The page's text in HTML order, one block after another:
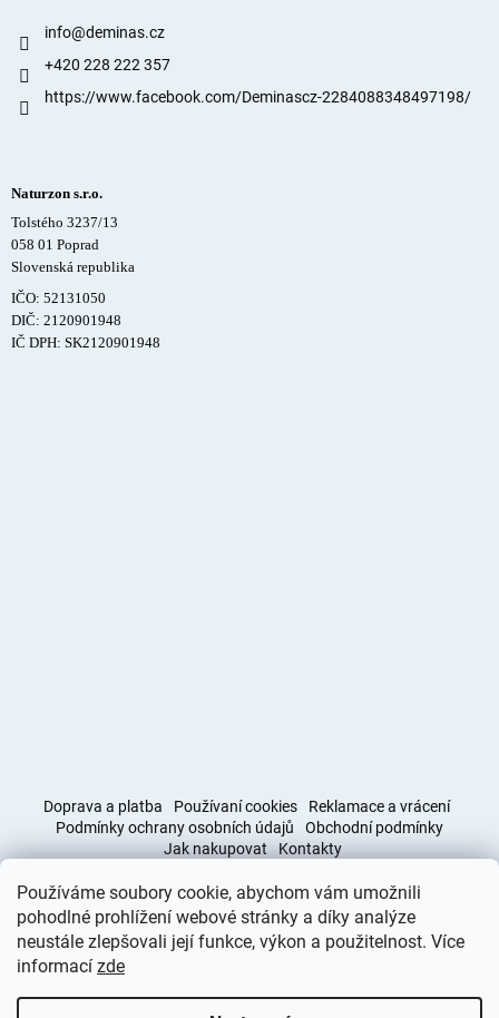
Používáme soubory cookie, abychom vám umožnili
pohodlné prohlížení webové stránky a díky analýze
neustále zlepšovali její funkce, výkon a použitelnost. Více
informací zde
info@deminas.cz
+420 228 222 357
https://www.facebook.com/Deminascz-2284088348497198/
Naturzon s.r.o.
Tolstého 3237/13
058 01 Poprad
Slovenská republika
IČO: 52131050
DIČ: 2120901948
IČ DPH: SK2120901948
Doprava a platba Používaní cookies
Reklamace a vrácení
Podmínky ochrany osobních údajů
Obchodní podmínky
Jak nakupovat
Kontakty
Obchodní podmínky Doprava a platba